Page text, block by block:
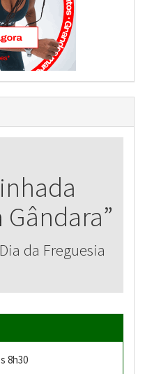
da Freguesia
8h30